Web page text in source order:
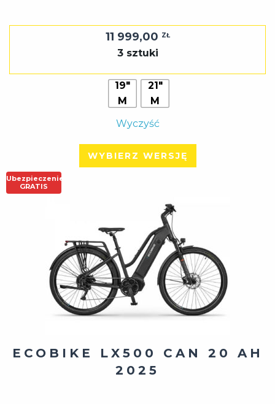
11 999,00 ZŁ
3 sztuki
19"
M
21"
M
Wyczyść
WYBIERZ WERSJĘ
Ubezpieczenie
GRATIS
ECOBIKE LX500 CAN 20 AH
2025